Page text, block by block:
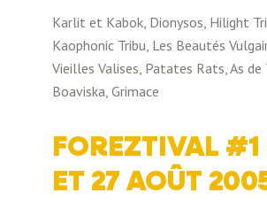
Karlit et Kabok, Dionysos, Hilight
Kaophonic Tribu, Les Beautés
Vieilles Valises, Patates Rats, As de
Boaviska, Grimace
FOREZTIVAL
ET 27 AOÛT